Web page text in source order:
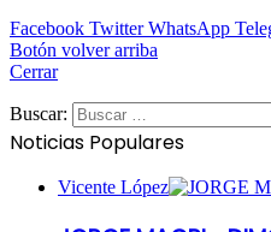
Facebook Twitter WhatsApp
Botón volver arriba
Cerrar
Buscar:
Noticias Populares
Vicente López